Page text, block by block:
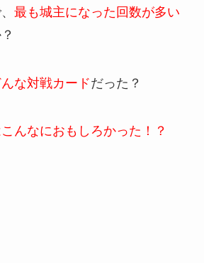
最も城主になった回数が多い
な対戦カードだった？
んなにおもしろかった！？